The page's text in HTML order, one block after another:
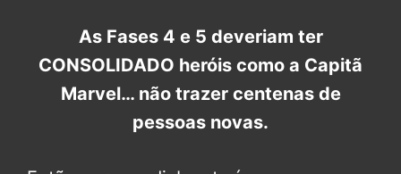
As Fases 4 e 5 deveriam ter
CONSOLIDADO heróis como a Capitã
Marvel… não trazer centenas de
pessoas novas.